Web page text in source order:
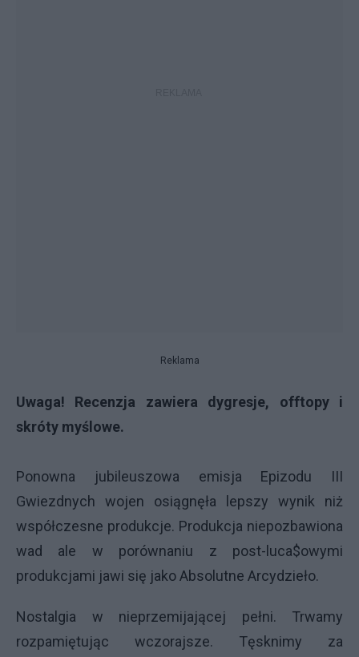
Reklama
Uwaga! Recenzja zawiera dygresje, offtopy i
skróty myślowe.
Ponowna jubileuszowa emisja Epizodu III
Gwiezdnych wojen osiągnęła lepszy wynik niż
współczesne produkcje. Produkcja niepozbawiona
wad ale w porównaniu z post-luca$owymi
produkcjami jawi się jako Absolutne Arcydzieło.
Nostalgia w nieprzemijającej pełni. Trwamy
rozpamiętując wczorajsze. Tęsknimy za